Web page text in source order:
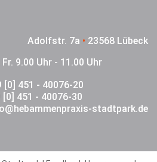
Adolfstr. 7a • 23568 Lübeck
Fr. 9.00 Uhr - 11.00 Uhr
[0] 451 - 40076-20
[0] 451 - 40076-30
stadtpark.de